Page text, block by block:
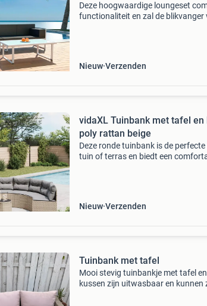
Deze hoogwaardige loungeset
functionaliteit en zal de blikvanger
Nieuw Verzenden
vidaXL Tuinbank met tafel en
poly rattan beige
Deze ronde tuinbank is de
tuin of terras en biedt een
Nieuw Verzenden
Tuinbank met tafel
Mooi stevig tuinbankje met tafel
kussen zijn uitwasbaar en kunnen